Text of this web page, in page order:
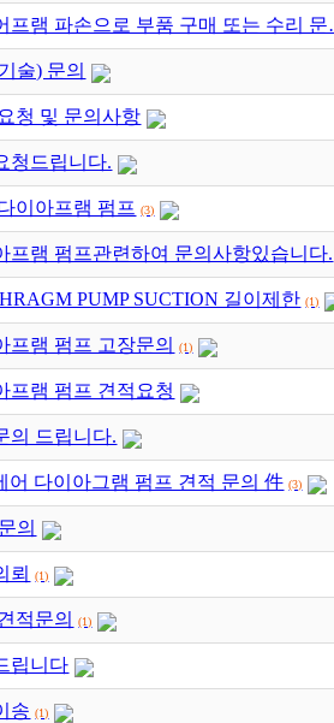
프램 파손으로 부품 구매 또는 수리
술) 문의
청 및 문의사항
청드립니다.
이아프램 펌프 (3)
프램 펌프관련하여 문의사항있습니다.
PUMP SUCTION 길이제한 (1)
프램 펌프 고장문의 (1)
프램 펌프 견적요청
의 드립니다.
어 다이아그램 펌프 견적 문의 件 (3)
의
뢰 (1)
적문의 (1)
립니다
송 (1)